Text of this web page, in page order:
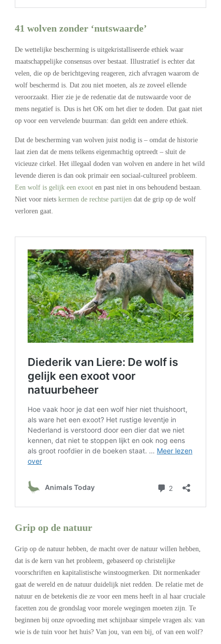
41 wolven zonder ‘nutswaarde’
De wettelijke bescherming is uitgekristalliseerde ethiek waar
maatschappelijke consensus over bestaat. Illustratief is echter dat
velen, die op de berichtgeving reageren, zich afvragen waarom de
wolf beschermd is. Dat zou niet moeten, als ze zoveel ellende
veroorzaakt. Hier zie je de redenatie dat de nutswaarde voor de
mens negatief is. Dus is het OK om het dier te doden. Dat gaat niet
op voor een vervelende buurman: dan geldt een andere ethiek.
Dat de bescherming van wolven juist nodig is – omdat de historie
laat zien dat de mens telkens eigenmachtig optreedt – sluit de
vicieuze cirkel. Het illegaal doden van wolven en andere in het wild
levende dieren is dan ook primair een sociaal-cultureel probleem.
Een wolf is gelijk een exoot en past niet in ons behoudend bestaan.
Niet voor niets kermen de rechtse partijen dat de grip op de wolf
verloren gaat.
Grip op de natuur
Grip op de natuur hebben, de macht over de natuur willen hebben,
dat is de kern van het probleem, gebaseerd op christelijke
voorschriften en kapitalistische winstoogmerken. Dit normenkader
gaat de wereld en de natuur duidelijk niet redden. De relatie met de
natuur en de betekenis die ze voor een mens heeft in al haar cruciale
facetten zou de grondslag voor morele wegingen moeten zijn. Te
beginnen bij onze opvoeding met schijnbaar simpele vragen als: van
wie is de tuin voor het huis? Van jou, van een bij, of van een wolf?